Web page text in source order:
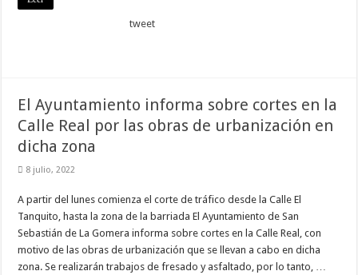
tweet
El Ayuntamiento informa sobre cortes en la
Calle Real por las obras de urbanización en
dicha zona
8 julio, 2022
A partir del lunes comienza el corte de tráfico desde la Calle El
Tanquito, hasta la zona de la barriada El Ayuntamiento de San
Sebastián de La Gomera informa sobre cortes en la Calle Real, con
motivo de las obras de urbanización que se llevan a cabo en dicha
zona. Se realizarán trabajos de fresado y asfaltado, por lo tanto, …